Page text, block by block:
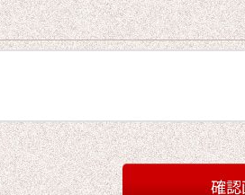
確認